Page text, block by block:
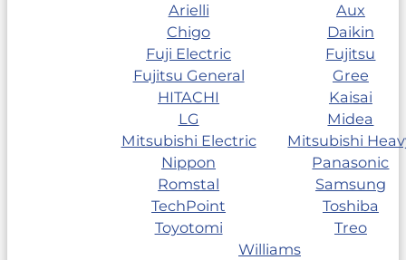
Arielli
Aux
Chigo
Daikin
Fuji Electric
Fujitsu
Fujitsu General
Gree
HITACHI
Kaisai
LG
Midea
Mitsubishi Electric
Mitsubishi
Nippon
Panasonic
Romstal
Samsung
TechPoint
Toshiba
Toyotomi
Treo
Williams